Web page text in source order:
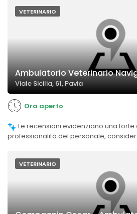
VETERINARIO
Ambulatorio Veterinario
Viale Sicilia, 61, Pavia
Ora aperto
professionalità del personale,
VETERINARIO